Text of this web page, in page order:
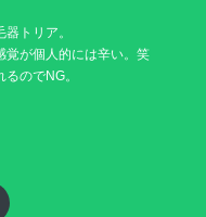
トリア。
覚が個人的には辛い。笑
のでNG。